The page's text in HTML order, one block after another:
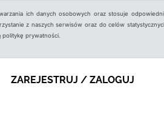
ich danych osobowych oraz stosuje
z naszych serwisów oraz do celów
prywatności.
ZAREJESTRUJ / ZALOGUJ